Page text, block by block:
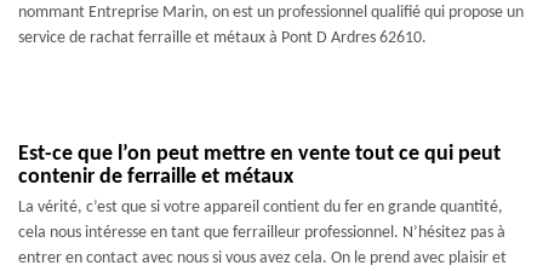
nommant Entreprise Marin, on est un professionnel qualifié qui propose un
service de rachat ferraille et métaux à Pont D Ardres 62610.
Est-ce que l’on peut mettre en vente tout ce qui peut
contenir de ferraille et métaux
La vérité, c’est que si votre appareil contient du fer en grande quantité,
cela nous intéresse en tant que ferrailleur professionnel. N’hésitez pas à
entrer en contact avec nous si vous avez cela. On le prend avec plaisir et